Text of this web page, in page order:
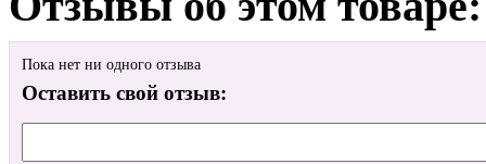
Пока нет ни одного отзыва
Оставить свой отзыв: